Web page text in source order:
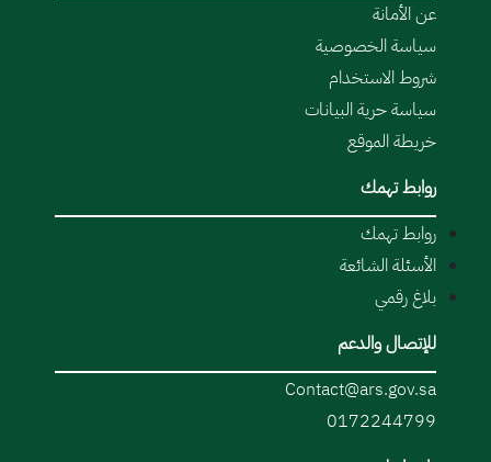
عن الأمانة
سياسة الخصوصية
شروط الاستخدام
سياسة حرية البيانات
خريطة الموقع
روابط تهمك
روابط تهمك
الأسئلة الشائعة
بلاغ رقمي
للإتصال والدعم
Contact@ars.gov.sa
0172244799